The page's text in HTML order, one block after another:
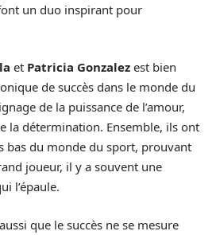
un duo inspirant pour
et Patricia Gonzalez est bien
de succès dans le monde du
de la puissance de l’amour,
la détermination. Ensemble, ils ont
bas du monde du sport, prouvant
joueur, il y a souvent une
l’épaule.
que le succès ne se mesure